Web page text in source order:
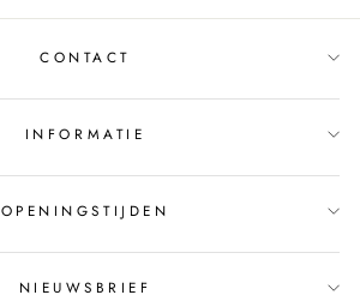
CONTACT
INFORMATIE
OPENINGSTIJDEN
NIEUWSBRIEF